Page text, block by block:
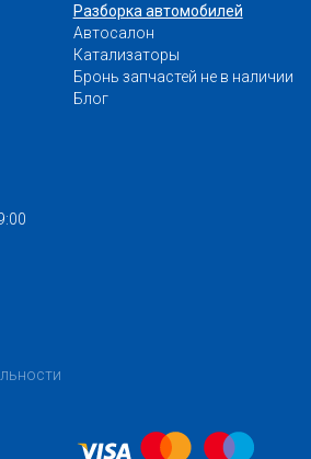
Разборка автомобилей
Автосалон
Катализаторы
Бронь запчастей не в наличии
Блог